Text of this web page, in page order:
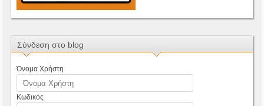
Σύνδεση στο blog
Όνομα Χρήστη
Κωδικός